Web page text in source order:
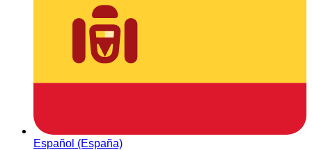
Español (España)